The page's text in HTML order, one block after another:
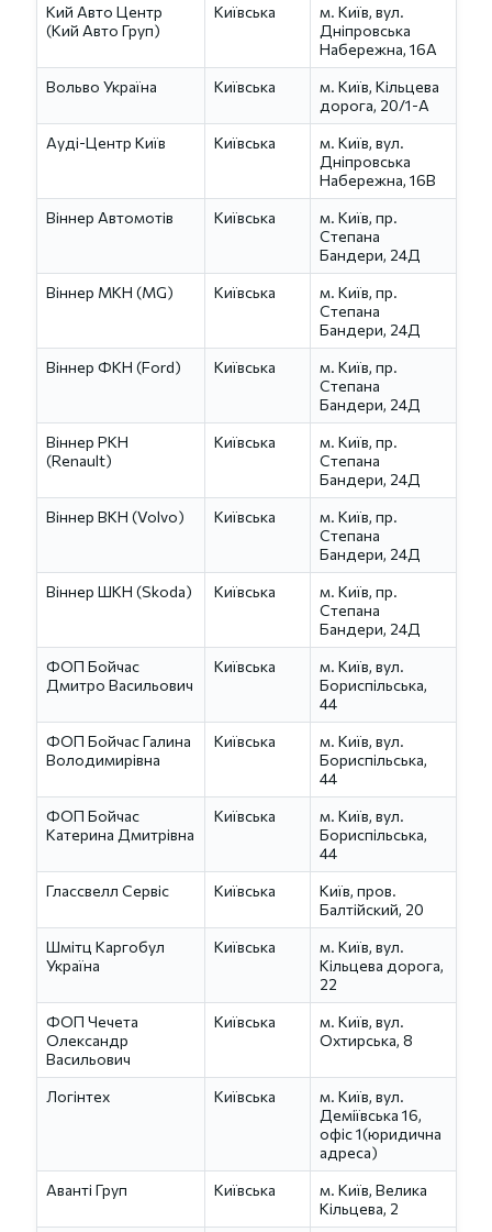
Кий Авто Центр
(Кий Авто Груп)
Київська
м. Київ, вул.
Дніпровська
Набережна, 16А
Вольво Україна
Київська
м. Київ, Кільцева
дорога, 20/1-А
Ауді-Центр Київ
Київська
м. Київ, вул.
Дніпровська
Набережна, 16В
Віннер Автомотів
Київська
м. Київ, пр.
Степана
Бандери, 24Д
Віннер МКН (MG)
Київська
м. Київ, пр.
Степана
Бандери, 24Д
Віннер ФКН (Ford)
Київська
м. Київ, пр.
Степана
Бандери, 24Д
Віннер РКН
(Renault)
Київська
м. Київ, пр.
Степана
Бандери, 24Д
Віннер ВКН (Volvo)
Київська
м. Київ, пр.
Степана
Бандери, 24Д
Віннер ШКН (Skoda)
Київська
м. Київ, пр.
Степана
Бандери, 24Д
ФОП Бойчас
Дмитро Васильович
Київська
м. Київ, вул.
Бориспільська,
44
ФОП Бойчас Галина
Володимирівна
Київська
м. Київ, вул.
Бориспільська,
44
ФОП Бойчас
Катерина Дмитрівна
Київська
м. Київ, вул.
Бориспільська,
44
Глассвелл Сервіс
Київська
Київ, пров.
Балтійский, 20
Шмітц Каргобул
Україна
Київська
м. Київ, вул.
Кільцева дорога,
22
ФОП Чечета
Олександр
Васильович
Київська
м. Київ, вул.
Охтирська, 8
Логінтех Київська
м. Київ, вул.
Деміївська 16,
офіс 1(юридична
адреса)
Аванті Груп
Київська
м. Київ, Велика
Кільцева, 2